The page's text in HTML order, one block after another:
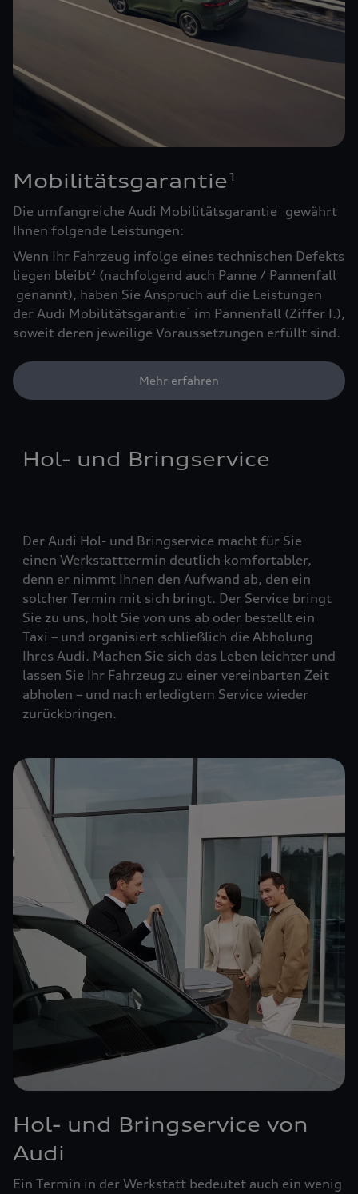
Mobilitätsgarantie1
Die umfangreiche Audi Mobilitätsgarantie1
gewährt
Ihnen folgende Leistungen:
Wenn Ihr Fahrzeug infolge eines technischen Defekts
liegen bleibt2 (nachfolgend auch Panne / Pannenfall
genannt), haben Sie Anspruch auf die Leistungen
der Audi Mobilitätsgarantie1
im Pannenfall (Ziffer I.),
soweit deren jeweilige Voraussetzungen erfüllt sind.
Mehr erfahren
Hol- und Bringservice
Der Audi Hol- und Bringservice macht für Sie
einen Werkstatttermin deutlich komfortabler,
denn er nimmt Ihnen den Aufwand ab, den ein
solcher Termin mit sich bringt. Der Service bringt
Sie zu uns, holt Sie von uns ab oder bestellt ein
Taxi – und organisiert schließlich die Abholung
Ihres Audi. Machen Sie sich das Leben leichter und
lassen Sie Ihr Fahrzeug zu einer vereinbarten Zeit
abholen – und nach erledigtem Service wieder
zurückbringen.
Hol- und Bringservice von
Audi
Ein Termin in der Werkstatt bedeutet auch ein wenig